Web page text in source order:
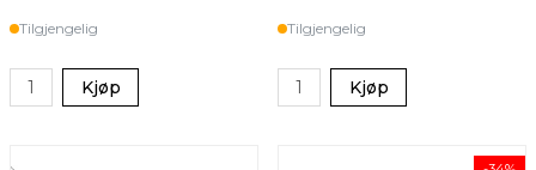
Tilgjengelig
Kjøp
Tilgjengelig
Kjøp